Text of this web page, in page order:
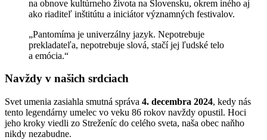
na obnove kultúrneho života na Slovensku, okrem iného aj
ako riaditeľ inštitútu a iniciátor významných festivalov.
„Pantomíma je univerzálny jazyk. Nepotrebuje
prekladateľa, nepotrebuje slová, stačí jej ľudské telo
a emócia.“
Navždy v našich srdciach
Svet umenia zasiahla smutná správa 4. decembra 2024, kedy nás
tento legendárny umelec vo veku 86 rokov navždy opustil. Hoci
jeho kroky viedli zo Streženíc do celého sveta, naša obec naňho
nikdy nezabudne.